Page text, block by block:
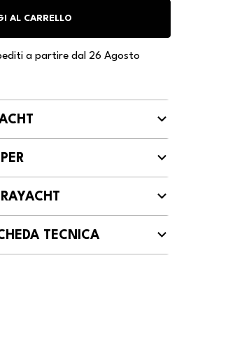
AL CARRELLO
a partire dal 26 Agosto
TECNICA